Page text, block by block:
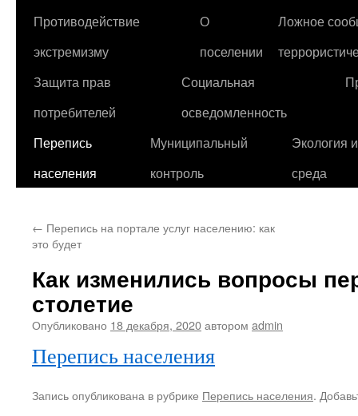
Противодействие
экстремизму
О
поселении
Ложное
Защита прав
потребителей
Социальная
осведомленность
Перепись
населения
Муниципальный
контроль
Экология
среда
← Перепись на портале услуг населению: как
это будет
Как изменились вопросы
столетие
Опубликовано 18 декабря, 2020автором admin
Перепись населения
Запись опубликована в рубрике Перепись населения.